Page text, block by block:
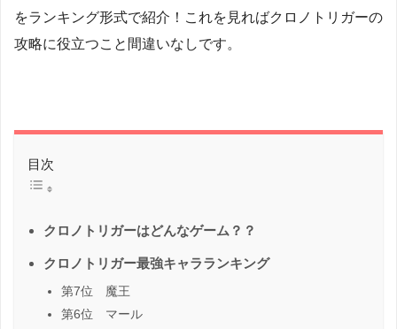
をランキング形式で紹介！これを見ればクロノトリガーの
攻略に役立つこと間違いなしです。
目次
クロノトリガーはどんなゲーム？？
クロノトリガー最強キャラランキング
第7位 魔王
第6位 マール